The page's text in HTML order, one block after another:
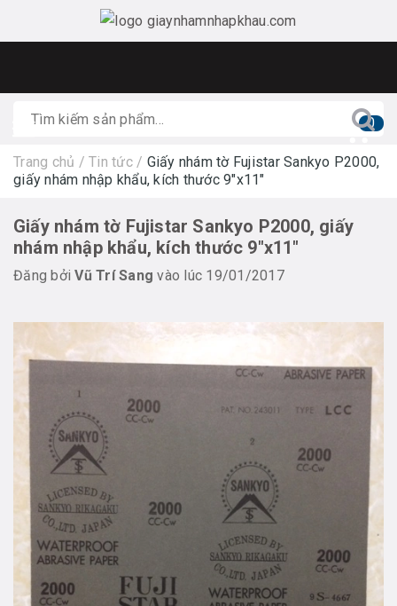
0
Trang chủ / Tin tức / Giấy nhám tờ Fujistar Sankyo P2000,
giấy nhám nhập khẩu, kích thước 9"x11"
Giấy nhám tờ Fujistar Sankyo P2000, giấy
nhám nhập khẩu, kích thước 9"x11"
Đăng bởiVũ Trí Sang vào lúc 19/01/2017